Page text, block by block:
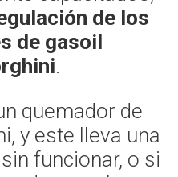
de los
de gasoil
.
quemador de
y este lleva una
funcionar, o si